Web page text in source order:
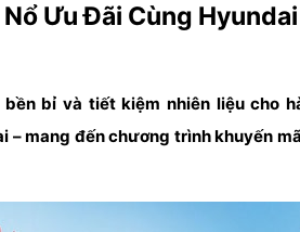
Ưu Đãi Cùng
bỉ và tiết kiệm nhiên liệu cho
– mang đến chương trình khuyến